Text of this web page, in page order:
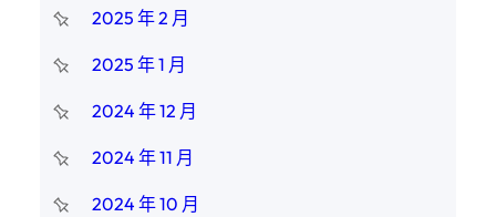
2025 年 2 月
2025 年 1 月
2024 年 12 月
2024 年 11 月
2024 年 10 月